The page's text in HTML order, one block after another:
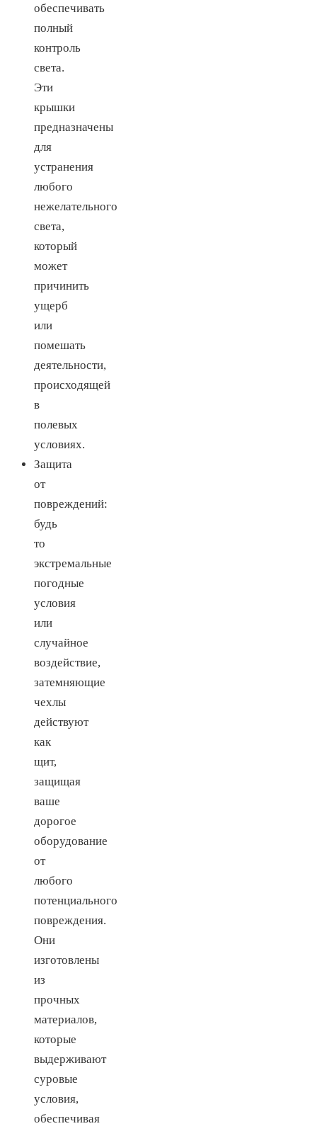
обеспечивать
полный
контроль
света.
Эти
крышки
предназначены
для
устранения
любого
нежелательного
света,
который
может
причинить
ущерб
или
помешать
деятельности,
происходящей
в
полевых
условиях.
Защита
от
повреждений:
будь
то
экстремальные
погодные
условия
или
случайное
воздействие,
затемняющие
чехлы
действуют
как
щит,
защищая
ваше
дорогое
оборудование
от
любого
потенциального
повреждения.
Они
изготовлены
из
прочных
материалов,
которые
выдерживают
суровые
условия,
обеспечивая